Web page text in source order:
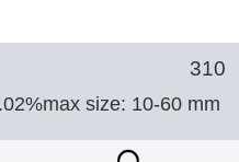
310
size: 10-60 mm